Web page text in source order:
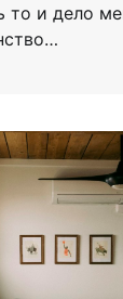
то и дело